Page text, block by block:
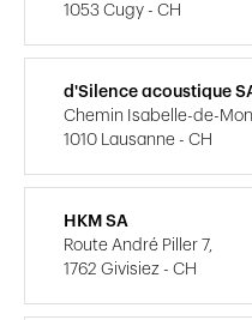
1053 Cugy - CH
d'Silence acoustique
Chemin Isabelle-de-
1010 Lausanne - CH
HKM SA
Route André Piller 7,
1762 Givisiez - CH